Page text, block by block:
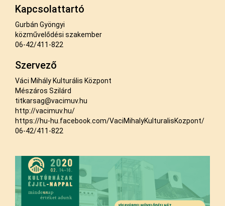
Kapcsolattartó
Gurbán Gyöngyi
közművelődési szakember
06-42/411-822
Szervező
Váci Mihály Kulturális Központ
Mészáros Szilárd
titkarsag@vacimuv.hu
http://vacimuv.hu/
https://hu-hu.facebook.com/VaciMihalyKulturalisKozpont/
06-42/411-822